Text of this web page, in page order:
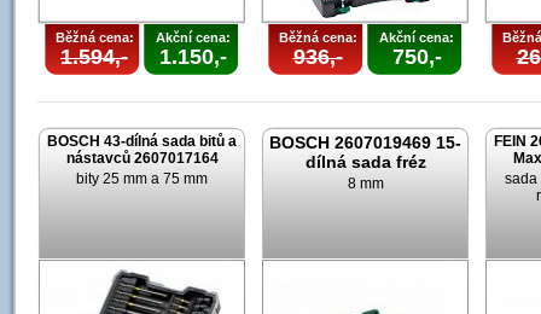
Běžná cena:
1.594,-
Akční cena:
1.150,-
Běžná cena:
936,-
Akční cena:
750,-
BOSCH 43-dílná sada bitů a
nástavců 2607017164
bity 25 mm a 75 mm
BOSCH 2607019469 15-
dílná sada fréz
8 mm
FEIN
sada